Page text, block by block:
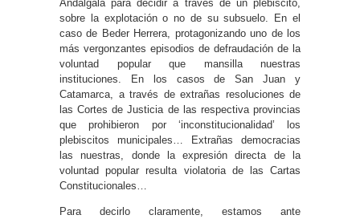
Andalgalá para decidir a través de un plebiscito,
sobre la explotación o no de su subsuelo. En el
caso de Beder Herrera, protagonizando uno de los
más vergonzantes episodios de defraudación de la
voluntad popular que mansilla nuestras
instituciones. En los casos de San Juan y
Catamarca, a través de extrañas resoluciones de
las Cortes de Justicia de las respectiva provincias
que prohibieron por ‘inconstitucionalidad’ los
plebiscitos municipales… Extrañas democracias
las nuestras, donde la expresión directa de la
voluntad popular resulta violatoria de las Cartas
Constitucionales…
Para decirlo claramente, estamos ante